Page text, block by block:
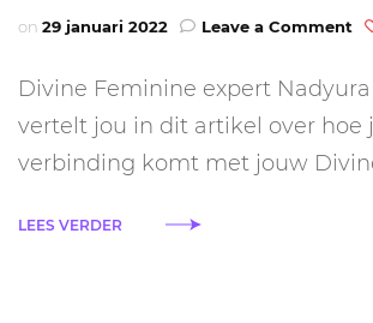
on 29 januari 2022 Leave a Comment on
je
Divine Feminine expert
vertelt jou in dit artikel over hoe
verbinding komt met jouw
LEES VERDER